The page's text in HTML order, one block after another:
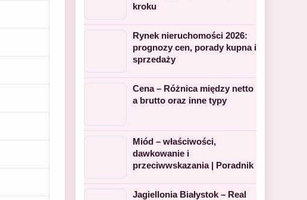
kroku
Rynek nieruchomości 2026:
prognozy cen, porady kupna i
sprzedaży
Cena – Różnica między netto
a brutto oraz inne typy
Miód – właściwości,
dawkowanie i
przeciwwskazania | Poradnik
Jagiellonia Białystok – Real